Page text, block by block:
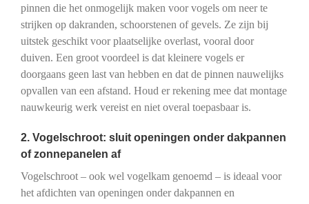
pinnen die het onmogelijk maken voor vogels om neer te
strijken op dakranden, schoorstenen of gevels. Ze zijn bij
uitstek geschikt voor plaatselijke overlast, vooral door
duiven. Een groot voordeel is dat kleinere vogels er
doorgaans geen last van hebben en dat de pinnen nauwelijks
opvallen van een afstand. Houd er rekening mee dat montage
nauwkeurig werk vereist en niet overal toepasbaar is.
2. Vogelschroot: sluit openingen onder dakpannen
of zonnepanelen af
Vogelschroot – ook wel vogelkam genoemd – is ideaal voor
het afdichten van openingen onder dakpannen en